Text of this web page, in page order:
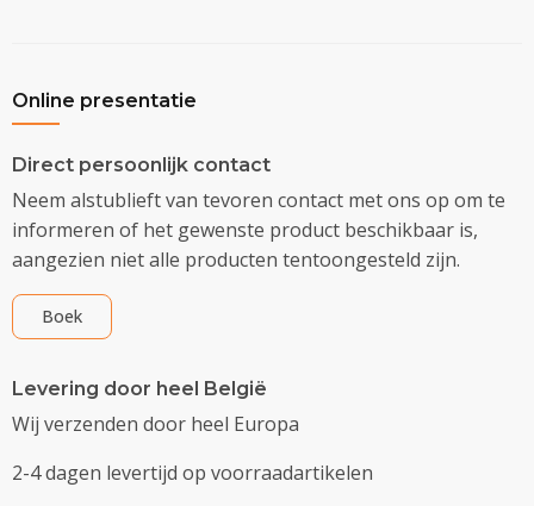
Online presentatie
Direct persoonlijk contact
Neem alstublieft van tevoren contact met ons op om te
informeren of het gewenste product beschikbaar is,
aangezien niet alle producten tentoongesteld zijn.
Boek
Levering door heel België
Wij verzenden door heel Europa
2-4 dagen levertijd op voorraadartikelen